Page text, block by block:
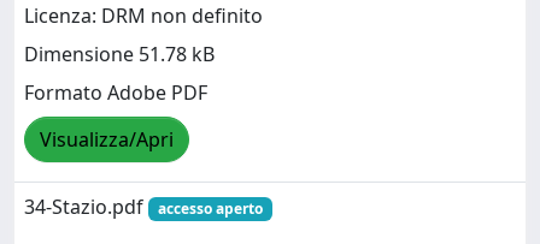
Licenza: DRM non definito
Dimensione 51.78 kB
Formato Adobe PDF
Visualizza/Apri
34-Stazio.pdf accesso aperto